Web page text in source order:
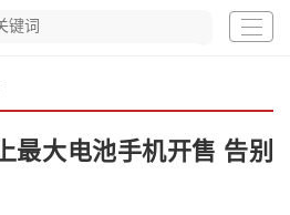
最大电池手机开售 告别